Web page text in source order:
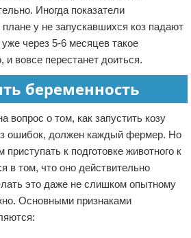
Иногда показатели
плане у не запускавшихся коз падают
через 5-6 месяцев такое
и вовсе перестанет доиться.
беременность
вопрос о том, как запустить козу
ошибок, должен каждый фермер. Но
к подготовке животного к
в том, что оно действительно
это даже не слишком опытному
Основными признаками